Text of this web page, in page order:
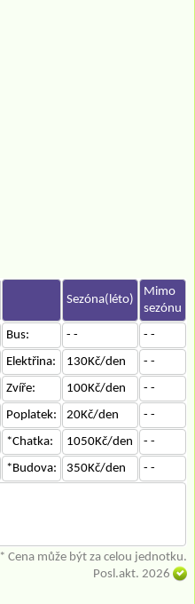
Sezóna(léto)
Mimo
sezónu
Bus: - -
- -
Elektřina: 130Kč/den
- -
Zvíře: 100Kč/den
- -
Poplatek: 20Kč/den
- -
*Chatka: 1050Kč/den
- -
*Budova: 350Kč/den
- -
* Cena může být za celou jednotku.
Posl.akt. 2026